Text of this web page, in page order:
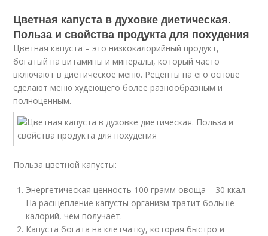
Цветная капуста в духовке диетическая.
Польза и свойства продукта для похудения
Цветная капуста – это низкокалорийный продукт,
богатый на витамины и минералы, который часто
включают в диетическое меню. Рецепты на его основе
сделают меню худеющего более разнообразным и
полноценным.
Польза цветной капусты:
Энергетическая ценность 100 грамм овоща – 30 ккал.
На расщепление капусты организм тратит больше
калорий, чем получает.
Капуста богата на клетчатку, которая быстро и